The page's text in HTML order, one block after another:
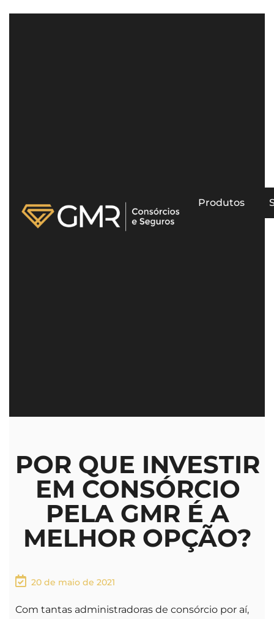
Produtos
POR QUE INVESTIR
EM CONSÓRCIO
PELA GMR É A
MELHOR OPÇÃO?
20 de maio de 2021
Com tantas administradoras de consórcio por aí,